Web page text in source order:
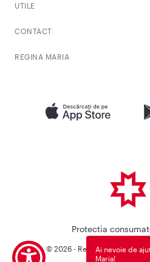
UTILE
CONTACT
REGINA MARIA
Protectia
© 2026 - Reteaua Privata de
Toate drepturile
Ai nevoie de
Maria!